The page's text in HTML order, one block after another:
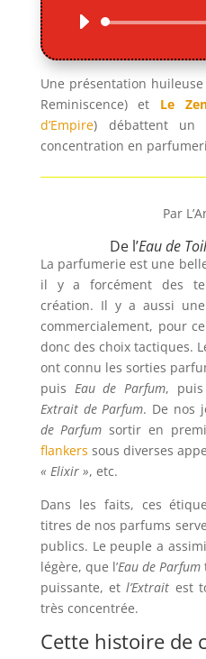
Une présentation
Reminiscence) et Le
d’Empire) débattent
concentration en
Par
De l’Eau de
La parfumerie est une
il y a forcément des
création. Il y a aussi
commercialement, pour
donc des choix tactiques.
ont connu les sorties
puis Eau de Parfum,
Extrait de Parfum. De nos
de Parfum sortir en
flankers sous diverses
« Elixir », etc.
Dans les faits, ces
titres de nos parfums
publics. Le peuple a
légère, que l’Eau de Parfum
puissante, etl’Extrait est
très concentrée.
Cette histoire de